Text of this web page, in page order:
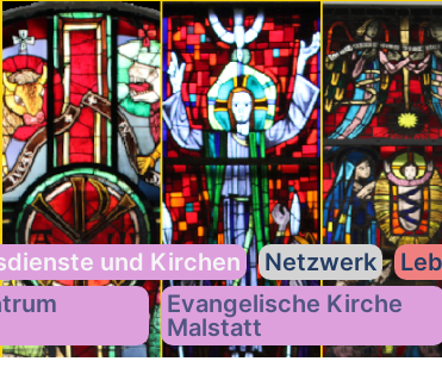
und Kirchen
Evangelische Kirche
Malstatt
Netzwerk